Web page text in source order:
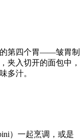
第四个胃——皱胃制
夹入切开的面包中，
多汁。
）一起烹调，或是